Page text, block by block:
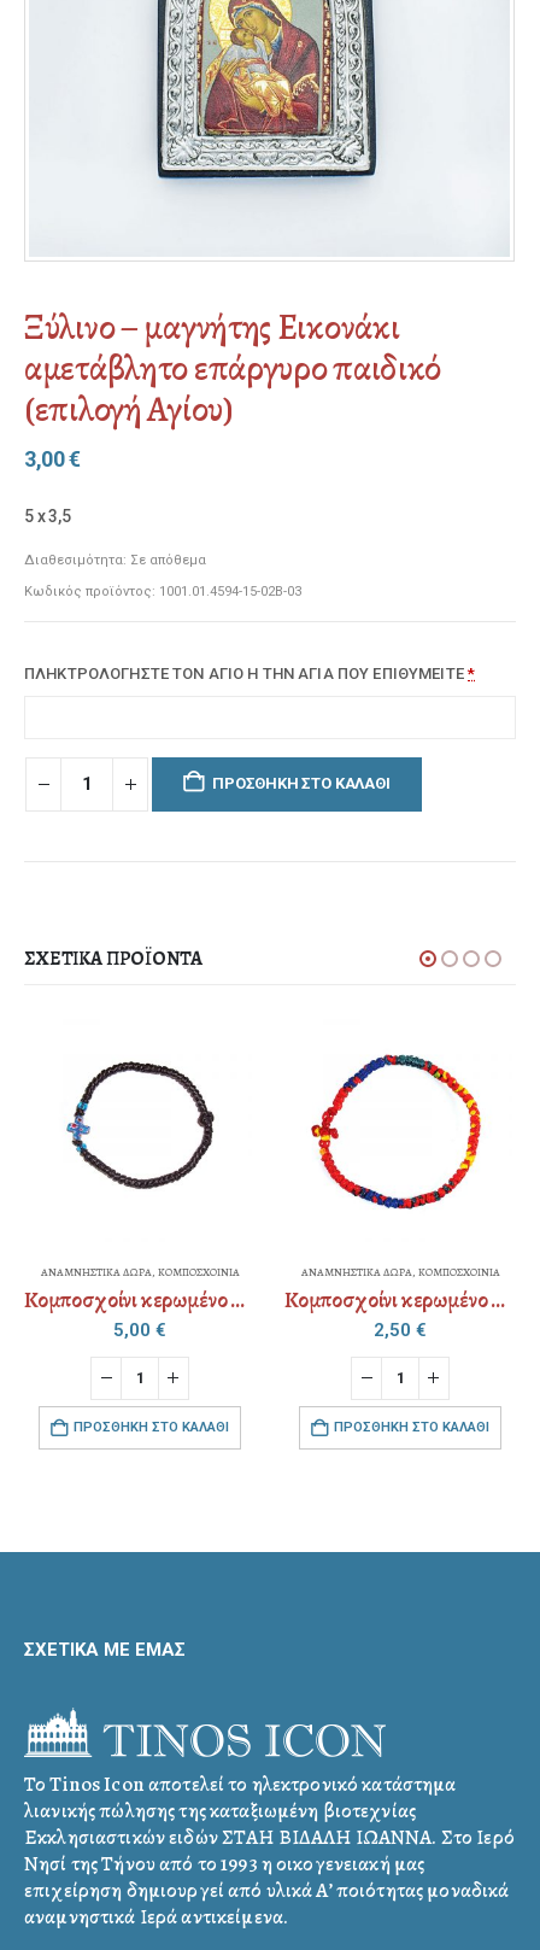
Ξύλινο – μαγνήτης Εικονάκι
αμετάβλητο επάργυρο παιδικό
(επιλογή Αγίου)
3,00€
5 x 3,5
Διαθεσιμότητα: Σε απόθεμα
Κωδικός προϊόντος: 1001.01.4594-15-02Β-03
ΠΛΗΚΤΡΟΛΟΓΗΣΤΕ ΤΟΝ ΑΓΙΟ Η ΤΗΝ ΑΓΙΑ ΠΟΥ ΕΠΙΘΥΜΕΙΤΕ*
ΠΡΟΣΘΉΚΗ ΣΤΟ ΚΑΛΆΘΙ
ΣΧΕΤΙΚΆ ΠΡΟΪΌΝΤΑ
ΑΝΑΜΝΗΣΤΙΚΑ ΔΩΡΑ, ΚΟΜΠΟΣΧΟΙΝΙΑ
Κομποσχοίνι κερωμένο ψιλό – μουράνο “σταυρός”
5,00 €
ΠΡΟΣΘΉΚΗ ΣΤΟ ΚΑΛΆΘΙ
ΑΝΑΜΝΗΣΤΙΚΑ ΔΩΡΑ, ΚΟΜΠΟΣΧΟΙΝΙΑ
Κομποσχοίνι κερωμένο ψιλό χρώμα
2,50 €
ΠΡΟΣΘΉΚΗ ΣΤΟ ΚΑΛΆΘΙ
ΣΧΕΤΙΚΑ ΜΕ ΕΜΑΣ
Το Tinos Icon αποτελεί το ηλεκτρονικό κατάστημα
λιανικής πώλησης της καταξιωμένη βιοτεχνίας
Εκκλησιαστικών ειδών ΣΤΑΗ ΒΙΔΑΛΗ ΙΩΑΝΝΑ. Στο Ιερό
Νησί της Τήνου από το 1993 η οικογενειακή μας
επιχείρηση δημιουργεί από υλικά Α’ ποιότητας μοναδικά
αναμνηστικά Ιερά αντικείμενα.